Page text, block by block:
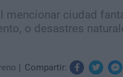
mencionar ciudad
o desastres
Compartir: